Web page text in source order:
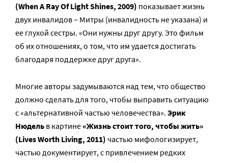
(When A Ray Of Light Shines, 2009) показывает жизнь
двух инвалидов – Митры (инвалидность не указана) и
ее глухой сестры. «Они нужны друг другу. Это фильм
об их отношениях, о том, что им удается достигать
благодаря поддержке друг друга».
Многие авторы задумываются над тем, что общество
должно сделать для того, чтобы выправить ситуацию
с «альтернативной частью человечества». Эрик
Нюдель в картине«Жизнь стоит того, чтобы жить»
(Lives Worth Living, 2011) частью мифологизирует,
частью документирует, с привлечением редких